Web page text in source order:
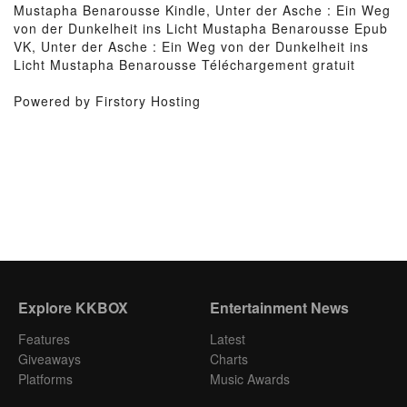
Mustapha Benarousse Kindle, Unter der Asche : Ein Weg
von der Dunkelheit ins Licht Mustapha Benarousse Epub
VK, Unter der Asche : Ein Weg von der Dunkelheit ins
Licht Mustapha Benarousse Téléchargement gratuit
Powered by Firstory Hosting
Explore KKBOX
Features
Giveaways
Platforms
Entertainment News
Latest
Charts
Music Awards